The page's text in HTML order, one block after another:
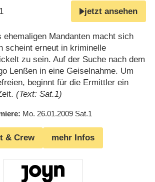
jetzt ansehen
ehemaligen Mandanten macht sich
scheint erneut in kriminelle
zu sein. Auf der Suche nach dem
Lenßen in eine Geiselnahme. Um
beginnt für die Ermittler ein
(Text: Sat.1)
Mo. 26.01.2009 Sat.1
& Crew mehr Infos